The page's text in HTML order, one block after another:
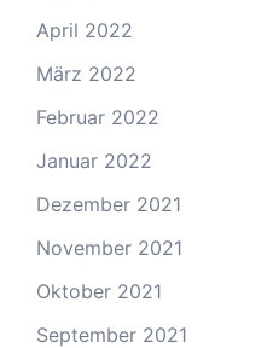
April 2022
März 2022
Februar 2022
Januar 2022
Dezember 2021
November 2021
Oktober 2021
September 2021